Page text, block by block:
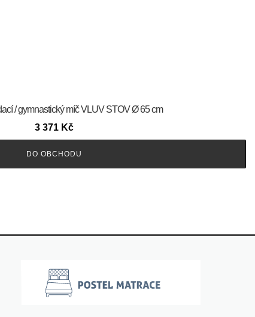
/ gymnastický míč VLUV STOV Ø 65 cm
3 371 Kč
DO OBCHODU